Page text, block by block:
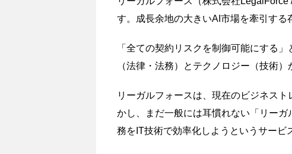
す。成長余地の大きいAI市場を牽引する
「全ての契約リスクを制御可能にする
（法律・法務）とテクノロジー（技術
リーガルフォースは、現在のビジネス
かし、まだ一般には耳慣れない「リー
務をIT技術で効率化しようというサービ